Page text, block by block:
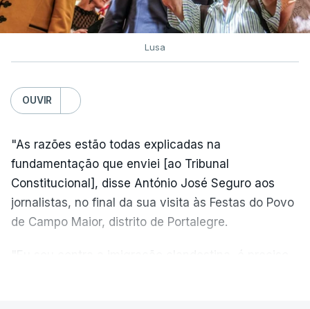
Lusa
OUVIR
"As razões estão todas explicadas na
fundamentação que enviei [ao Tribunal
Constitucional], disse António José Seguro aos
jornalistas, no final da sua visita às Festas do Povo
de Campo Maior, distrito de Portalegre.